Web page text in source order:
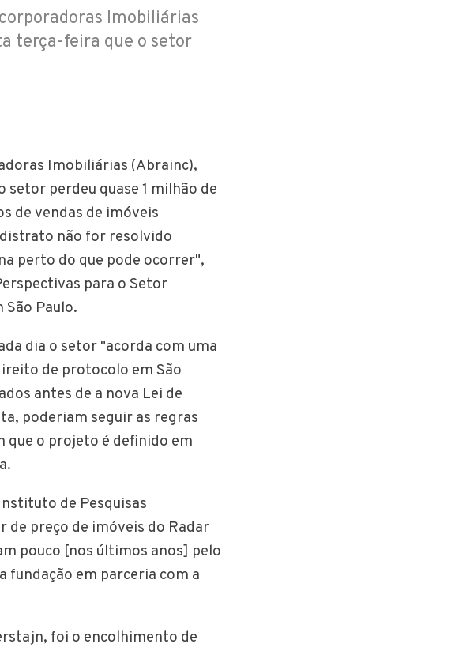
Imobiliárias
terça-feira que o setor
Imobiliárias (Abrainc),
perdeu quase 1 milhão de
de vendas de imóveis
não for resolvido
perto do que pode ocorrer",
para o Setor
Paulo.
dia o setor "acorda com uma
de protocolo em São
antes de a nova Lei de
poderiam seguir as regras
que o projeto é definido em
de Pesquisas
de preço de imóveis do Radar
pouco [nos últimos anos] pelo
fundação em parceria com a
foi o encolhimento de